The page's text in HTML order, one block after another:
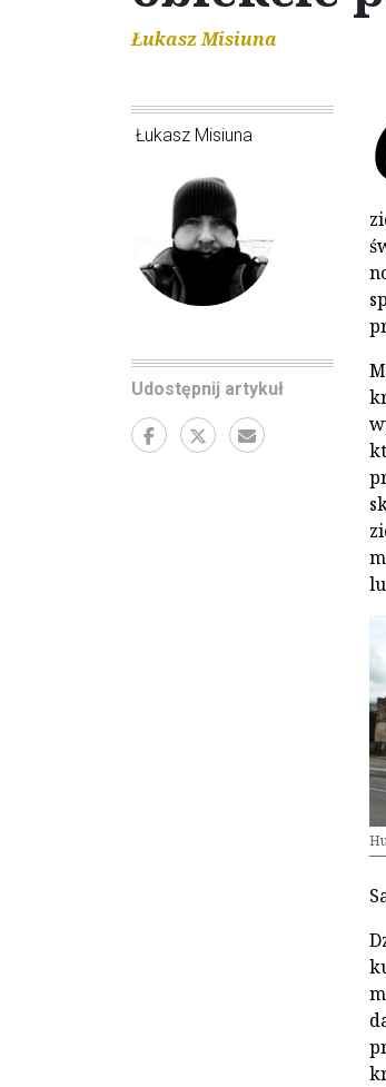
Łukasz Misiuna
Łukasz Misiuna
Udostępnij artykuł